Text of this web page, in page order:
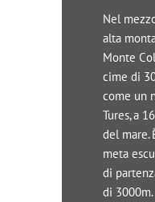
Nel
alta
Monte
cime di
come un
Tures, a
del mare.
meta
di
di 3000m.